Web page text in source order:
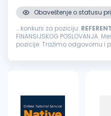
Obaveštenje o statusu
...konkurs za poziciju:
FINANSIJSKOG POSLOVANJA
pozicije: Tražimo odgovornu i
tačnost podataka u ERP...